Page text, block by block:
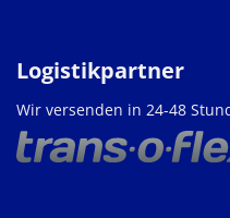
Logistikpartner
Wir versenden in 24-48